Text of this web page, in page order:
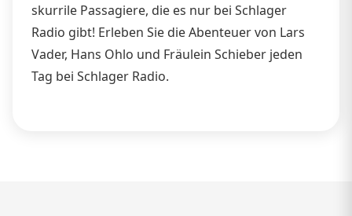
skurrile Passagiere, die es nur bei Schlager
Radio gibt! Erleben Sie die Abenteuer von Lars
Vader, Hans Ohlo und Fräulein Schieber jeden
Tag bei Schlager Radio.